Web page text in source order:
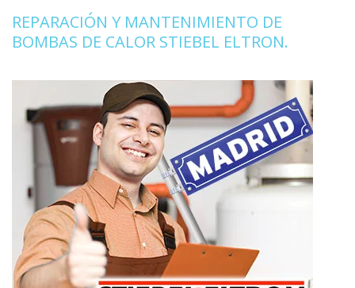
REPARACIÓN Y MANTENIMIENTO DE
BOMBAS DE CALOR STIEBEL ELTRON.